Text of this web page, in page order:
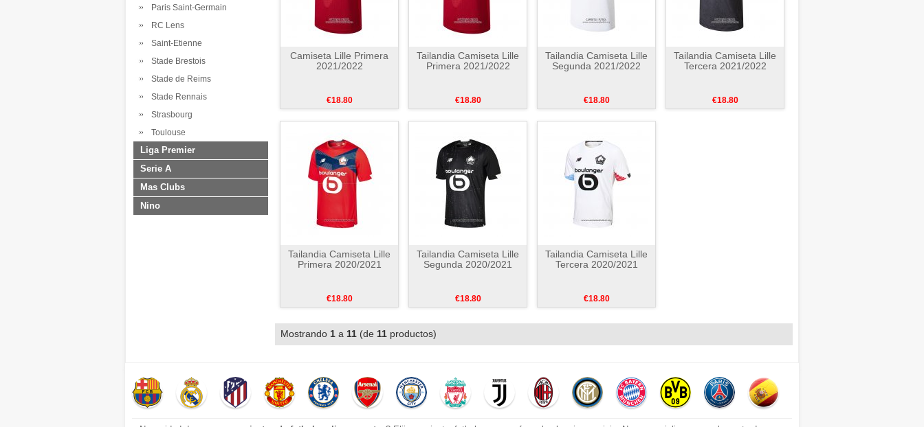
Paris Saint-Germain
RC Lens
Saint-Etienne
Stade Brestois
Stade de Reims
Stade Rennais
Strasbourg
Toulouse
Liga Premier
Serie A
Mas Clubs
Nino
Camiseta Lille Primera
2021/2022
€18.80
Tailandia Camiseta Lille
Primera 2021/2022
€18.80
Tailandia Camiseta Lille
Segunda 2021/2022
€18.80
Tailandia Camiseta Lille
Tercera 2021/2022
€18.80
Tailandia Camiseta Lille
Primera 2020/2021
€18.80
Tailandia Camiseta Lille
Segunda 2020/2021
€18.80
Tailandia Camiseta Lille
Tercera 2020/2021
€18.80
Mostrando 1 a 11 (de 11 productos)